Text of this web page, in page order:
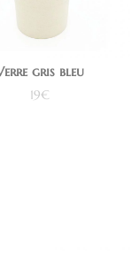
gris bleu
19€